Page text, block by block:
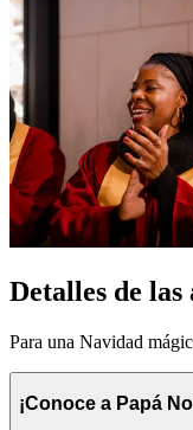
Detalles de
Para una Navidad
¡Conoce a Papá